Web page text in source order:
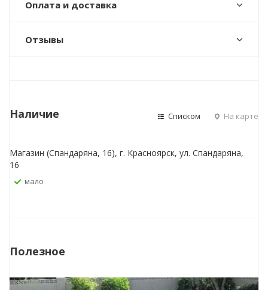
Оплата и доставка
Отзывы
Наличие Списком На карте
Магазин (Спандаряна, 16), г. Красноярск, ул. Спандаряна,
16
Мало
Полезное